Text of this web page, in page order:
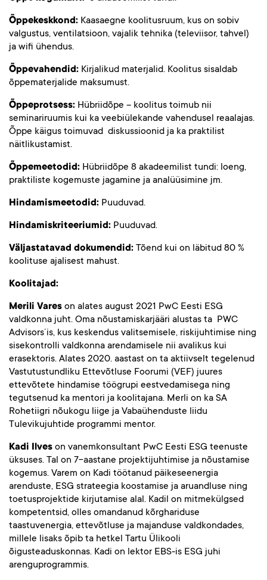
Õppekeskkond: Kaasaegne koolitusruum, kus on sobiv
valgustus, ventilatsioon, vajalik tehnika (televiisor, tahvel)
ja wifi ühendus.
Õppevahendid: Kirjalikud materjalid. Koolitus sisaldab
õppematerjalide maksumust.
Õppeprotsess: Hübriidõpe – koolitus toimub nii
seminariruumis kui ka veebiülekande vahendusel reaalajas.
Õppe käigus toimuvad diskussioonid ja ka praktilist
näitlikustamist.
Õppemeetodid: Hübriidõpe 8 akadeemilist tundi: loeng,
praktiliste kogemuste jagamine ja analüüsimine jm.
Hindamismeetodid: Puuduvad.
Hindamiskriteeriumid: Puuduvad.
Väljastatavad dokumendid: Tõend kui on läbitud 80 %
koolituse ajalisest mahust.
Koolitajad:
Merili Vares on alates august 2021 PwC Eesti ESG
valdkonna juht. Oma nõustamiskarjääri alustas ta PWC
Advisors´is, kus keskendus valitsemisele, riskijuhtimise ning
sisekontrolli valdkonna arendamisele nii avalikus kui
erasektoris. Alates 2020. aastast on ta aktiivselt tegelenud
Vastutustundliku Ettevõtluse Foorumi (VEF) juures
ettevõtete hindamise töögrupi eestvedamisega ning
tegutsenud ka mentori ja koolitajana. Merli on ka SA
Rohetiigri nõukogu liige ja Vabaühenduste liidu
Tulevikujuhtide programmi mentor.
Kadi Ilves on vanemkonsultant PwC Eesti ESG teenuste
üksuses. Tal on 7-aastane projektijuhtimise ja nõustamise
kogemus. Varem on Kadi töötanud päikeseenergia
arenduste, ESG strateegia koostamise ja aruandluse ning
toetusprojektide kirjutamise alal. Kadil on mitmekülgsed
kompetentsid, olles omandanud kõrghariduse
taastuvenergia, ettevõtluse ja majanduse valdkondades,
millele lisaks õpib ta hetkel Tartu Ülikooli
õigusteaduskonnas. Kadi on lektor EBS-is ESG juhi
arenguprogrammis.